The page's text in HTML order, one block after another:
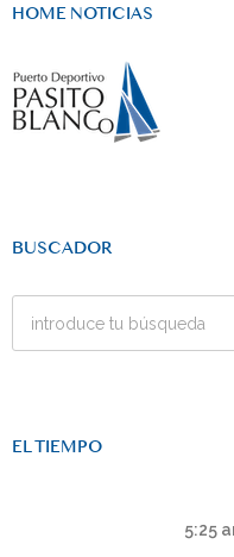
HOME NOTICIAS
BUSCADOR
EL TIEMPO
5:25